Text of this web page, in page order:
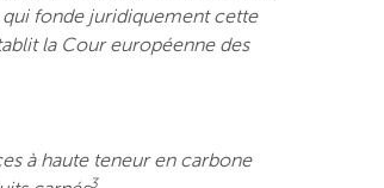
qui fonde juridiquement cette
la Cour européenne des
à haute teneur en carbone
3